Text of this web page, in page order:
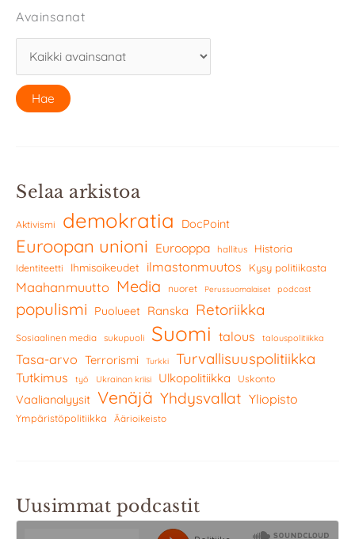
Avainsanat
Selaa arkistoa
Aktivismi demokratia DocPoint
Euroopan unioni Eurooppa hallitus Historia
Identiteetti Ihmisoikeudet ilmastonmuutos Kysy politiikasta
Maahanmuutto Media nuoret Perussuomalaiset podcast
populismi Puolueet Ranska Retoriikka
Sosiaalinen media sukupuoli Suomi talous talouspolitiikka
Tasa-arvo Terrorismi Turkki Turvallisuuspolitiikka
Tutkimus työ Ukrainan kriisi Ulkopolitiikka Uskonto
Vaalianalyysit Venäjä Yhdysvallat Yliopisto
Ympäristöpolitiikka Äärioikeisto
Uusimmat podcastit